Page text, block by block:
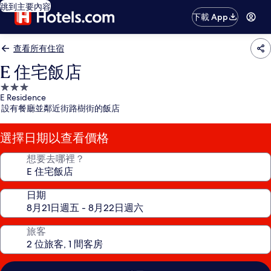
跳到主要內容
下載 App
查看所有住宿
E 住宅飯店
3.0
星
級
住
宿
E Residence
設有餐廳並鄰近街路樹街的飯店
選擇日期以查看價格
想要去哪裡？
日期
旅客